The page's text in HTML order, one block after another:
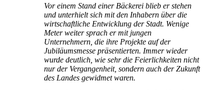
Vor einem Stand einer Bäckerei blieb er stehen
und unterhielt sich mit den Inhabern über die
wirtschaftliche Entwicklung der Stadt. Wenige
Meter weiter sprach er mit jungen
Unternehmern, die ihre Projekte auf der
Jubiläumsmesse präsentierten. Immer wieder
wurde deutlich, wie sehr die Feierlichkeiten nicht
nur der Vergangenheit, sondern auch der Zukunft
des Landes gewidmet waren.